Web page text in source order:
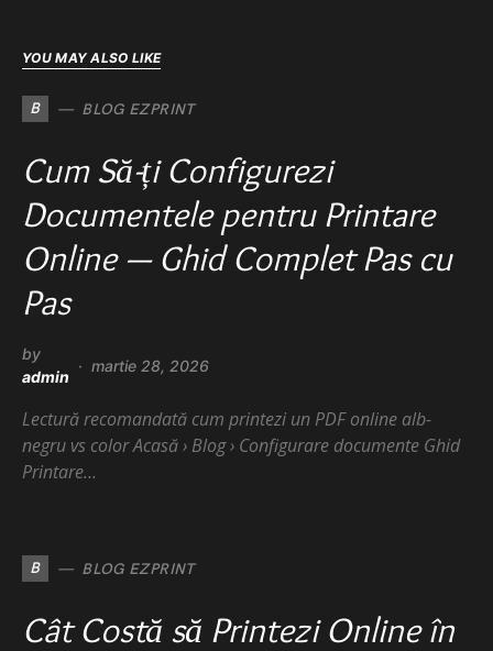
YOU MAY ALSO LIKE
B BLOG EZPRINT
Cum Să-ți Configurezi
Documentele pentru Printare
Online — Ghid Complet Pas cu
Pas
by
admin
martie 28, 2026
Lectură recomandată cum printezi un PDF online alb-
negru vs color Acasă › Blog › Configurare documente Ghid
Printare…
B BLOG EZPRINT
Cât Costă să Printezi Online în